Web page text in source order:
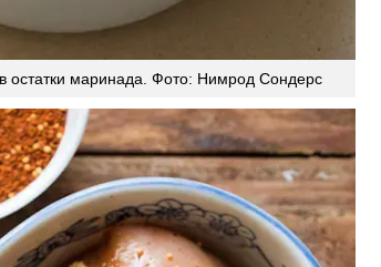
остатки маринада. Фото: Нимрод Сондерс